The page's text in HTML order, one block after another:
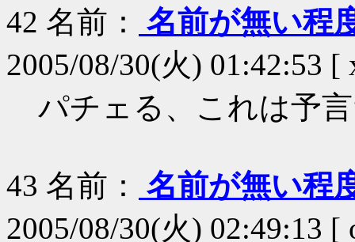
42 名前：
名前が無い程
2005/08/30(火) 01:42:53 [
パチェる、これは予
43 名前：
名前が無い程
2005/08/30(火) 02:49:13 [